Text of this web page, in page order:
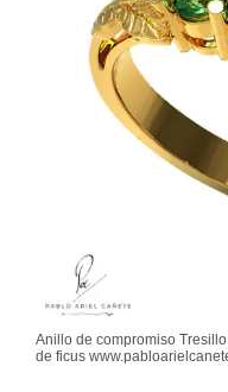
Anillo de compromiso
de ficus